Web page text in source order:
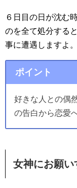
６日目の日が沈む
のを全て処分する
事に遭遇しますよ。
ポイント
好きな人との偶
の告白から恋愛
女神にお願